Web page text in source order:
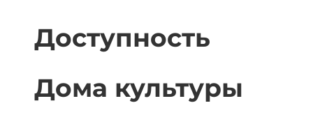
Доступность
Дома культуры